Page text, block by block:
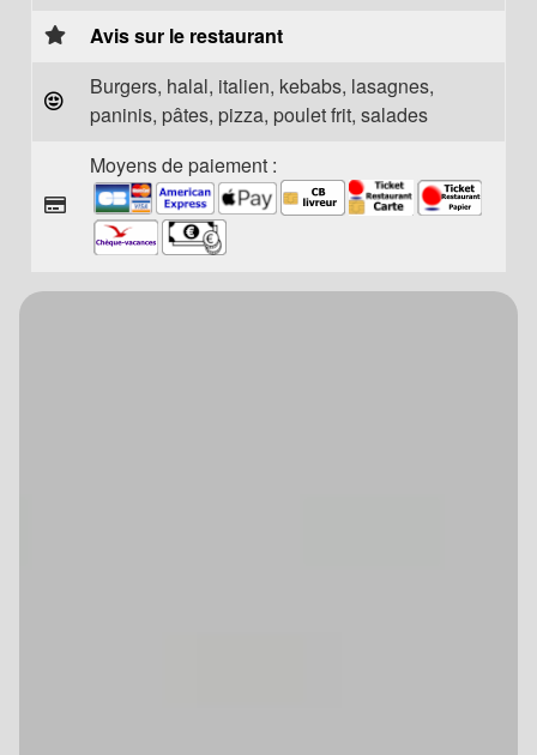
Avis sur le restaurant
Burgers, halal, italien, kebabs, lasagnes,
paninis, pâtes, pizza, poulet frit, salades
Moyens de paiement :